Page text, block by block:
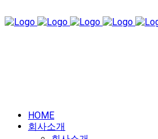
HOME
회사소개